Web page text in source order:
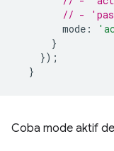
// -
mode :
}
});
}
Coba mode aktif